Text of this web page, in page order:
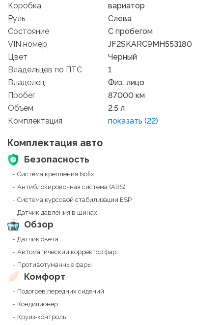
Коробка
вариатор
Руль
Слева
Состояние
C пробегом
VIN номер
JF2SKARC9MH553180
Цвет
Черный
Владельцев по ПТС
1
Владелец
Физ. лицо
Пробег
87000 км
Объем
2.5 л
Комплектация
показать (22)
Комплектация авто
Безопасность
Система крепления Isofix
Антиблокировочная система (ABS)
Система курсовой стабилизации ESP
Датчик давления в шинах
Обзор
Датчик света
Автоматический корректор фар
Противотуманные фары
Комфорт
Подогрев передних сидений
Кондиционер
Круиз-контроль